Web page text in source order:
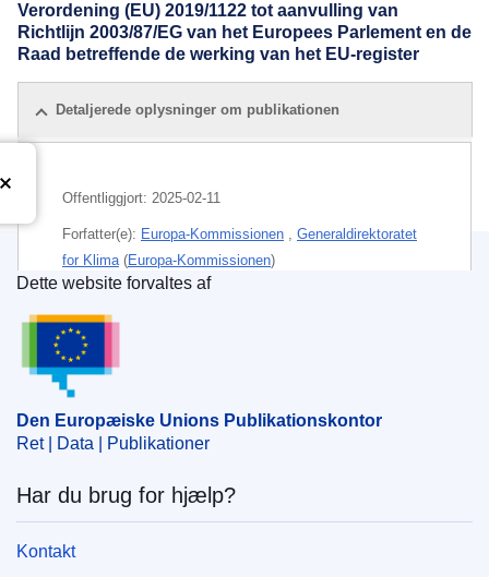
Verordening (EU) 2019/1122 tot aanvulling van
Richtlijn 2003/87/EG van het Europees Parlement en de
Raad betreffende de werking van het EU-register
Detaljerede oplysninger om publikationen
Offentliggjort: 2025-02-11
Forfatter(e): Europa-Kommissionen
Generaldirektoratet
for Klima (Europa-Kommissionen)
Den Europæiske Unions Publikationskontor
Dette website forvaltes af
Den Europæiske Unions Publikationskontor
Ret | Data | Publikationer
Har du brug for hjælp?
Kontakt